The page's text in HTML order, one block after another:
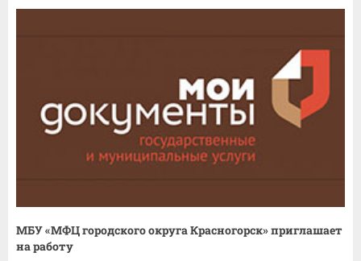
МБУ «МФЦ городского округа Красногорск» приглашает
на работу